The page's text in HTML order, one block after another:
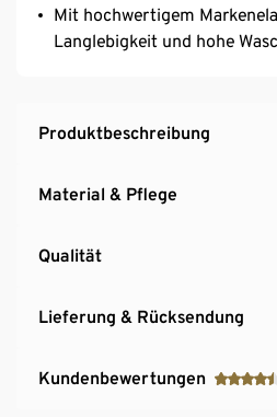
Mit hochwertigem
Langlebigkeit und hohe
Produktbeschreibung
Material & Pflege
Qualität
Lieferung & Rücksendung
Kundenbewertungen